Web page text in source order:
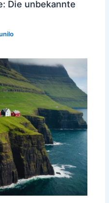
Die unbekannte